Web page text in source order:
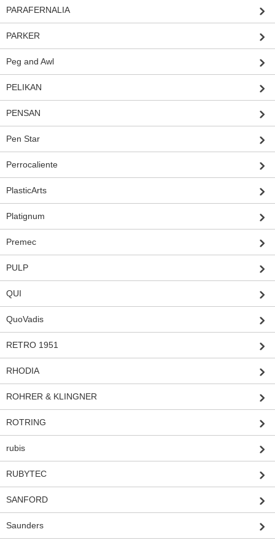
PARAFERNALIA
PARKER
Peg and Awl
PELIKAN
PENSAN
Pen Star
Perrocaliente
PlasticArts
Platignum
Premec
PULP
QUI
QuoVadis
RETRO 1951
RHODIA
ROHRER & KLINGNER
ROTRING
rubis
RUBYTEC
SANFORD
Saunders